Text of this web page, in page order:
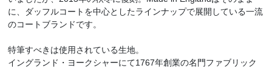
に、ダッフルコートを中心としたラインナップで展開している一流
のコートブランドです。
特筆すべきは使用されている生地。
イングランド・ヨークシャーにて1767年創業の名門ファブリック